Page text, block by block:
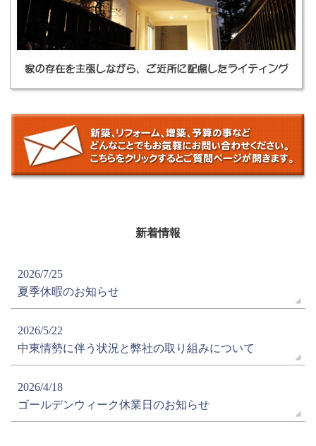
新着情報
2026/7/25
夏季休暇のお知らせ
2026/5/22
中東情勢に伴う状況と弊社の取り組みについて
2026/4/18
ゴールデンウィーク休業日のお知らせ